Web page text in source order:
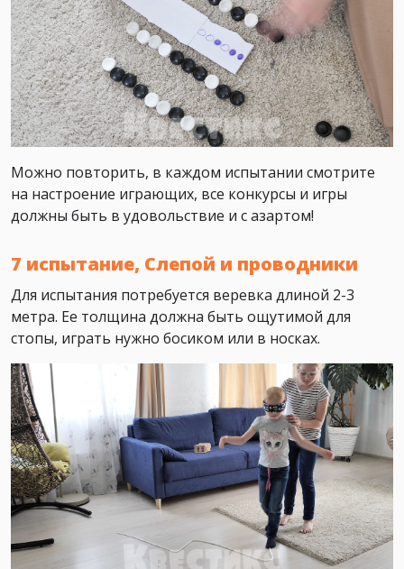
Можно повторить, в каждом испытании смотрите
на настроение играющих, все конкурсы и игры
должны быть в удовольствие и с азартом!
7 испытание, Слепой и проводники
Для испытания потребуется веревка длиной 2-3
метра. Ее толщина должна быть ощутимой для
стопы, играть нужно босиком или в носках.